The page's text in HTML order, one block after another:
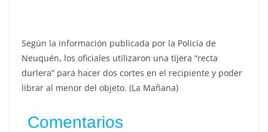
Según la información publicada por la Policía de
Neuquén, los oficiales utilizaron una tijera “recta
durlera” para hacer dos cortes en el recipiente y poder
librar al menor del objeto. (La Mañana)
Comentarios